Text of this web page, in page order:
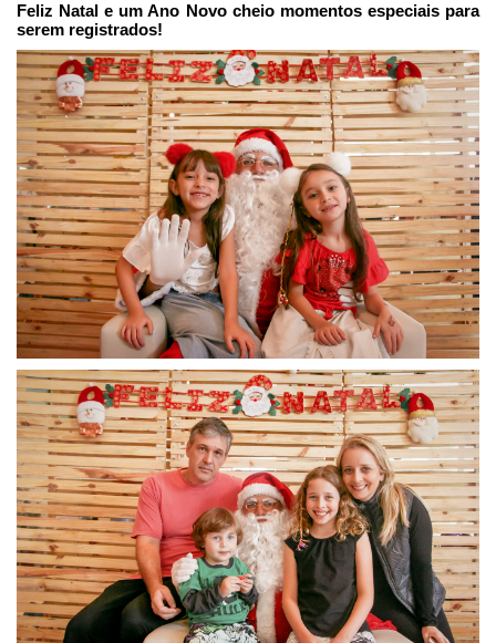
Feliz Natal e um Ano Novo cheio momentos especiais para
serem registrados!